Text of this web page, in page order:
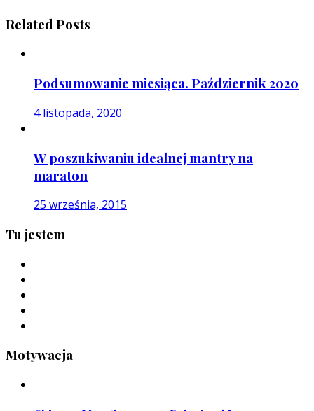
Related Posts
Podsumowanie miesiąca. Październik 2020
4 listopada, 2020
W poszukiwaniu idealnej mantry na
maraton
25 września, 2015
Tu jestem
Motywacja